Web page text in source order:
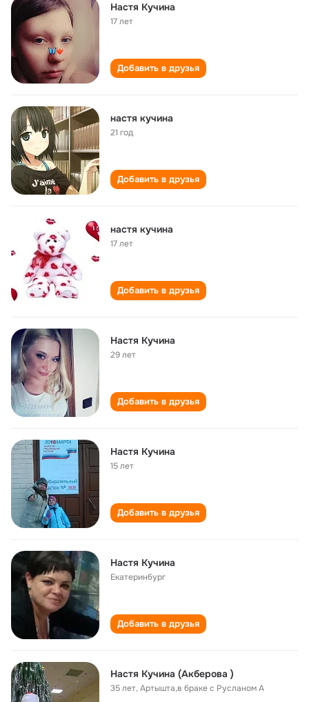
Настя Кучина
17 лет
Добавить в друзья
настя кучина
21 год
Добавить в друзья
настя кучина
17 лет
Добавить в друзья
Настя Кучина
29 лет
Добавить в друзья
Настя Кучина
15 лет
Добавить в друзья
Настя Кучина
Екатеринбург
Добавить в друзья
Настя Кучина (Акберова )
35 лет,Артышта,в браке с Русланом А